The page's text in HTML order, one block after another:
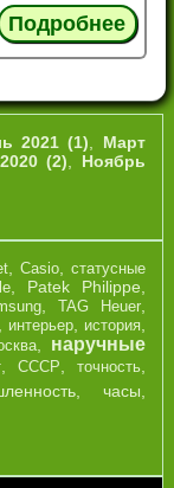
Подробнее
2021 (1)
Март
(2)
Ноябрь
, Casio, cтатусные
, Patek Philippe,
, TAG Heuer,
, интерьер, история,
, наручные
, СССР, точность,
, часы,